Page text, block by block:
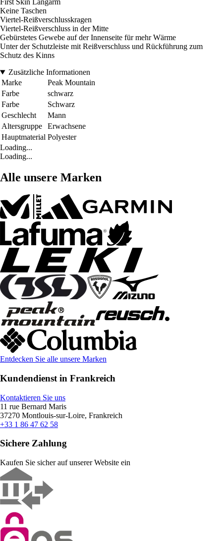
First Skin Langarm
Keine Taschen
Viertel-Reißverschlusskragen
Viertel-Reißverschluss in der Mitte
Gebürstetes Gewebe auf der Innenseite für mehr Wärme
Unter der Schutzleiste mit Reißverschluss und Rückführung zum
Schutz des Kinns
Zusätzliche Informationen
Marke
Peak Mountain
Farbe
schwarz
Farbe
Schwarz
Geschlecht
Mann
Altersgruppe
Erwachsene
Hauptmaterial Polyester
Loading...
Loading...
Alle unsere Marken
Entdecken Sie alle unsere Marken
Kundendienst in Frankreich
Kontaktieren Sie uns
11 rue Bernard Maris
37270 Montlouis-sur-Loire, Frankreich
+33 1 86 47 62 58
Sichere Zahlung
Kaufen Sie sicher auf unserer Website ein